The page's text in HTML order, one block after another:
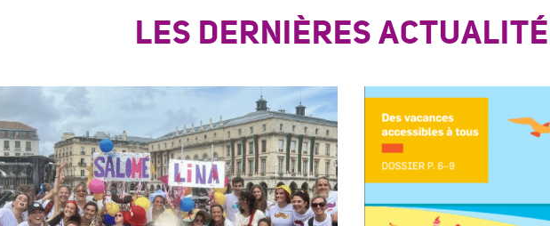
LES DERNIÈRES